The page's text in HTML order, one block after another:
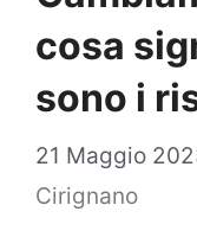
cosa
sono i
21 Maggio
Cirignano